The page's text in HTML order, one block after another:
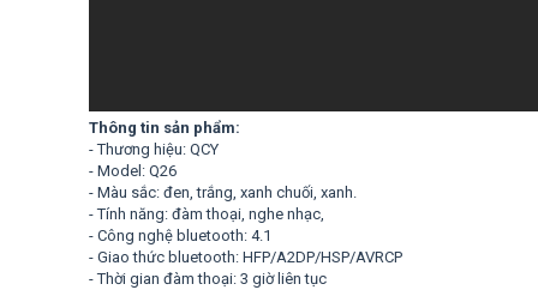
Thông tin sản phẩm:
- Thương hiệu: QCY
- Model: Q26
- Màu sắc: đen, trắng, xanh chuối, xanh.
- Tính năng: đàm thoại, nghe nhạc,
- Công nghệ bluetooth: 4.1
- Giao thức bluetooth: HFP/A2DP/HSP/AVRCP
- Thời gian đàm thoại: 3 giờ liên tục